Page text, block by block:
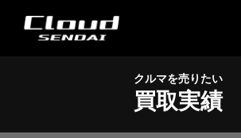
クルマを売りたい
買取実績